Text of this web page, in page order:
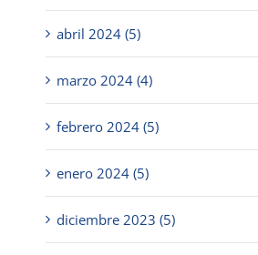
abril 2024 (5)
marzo 2024 (4)
febrero 2024 (5)
enero 2024 (5)
diciembre 2023 (5)